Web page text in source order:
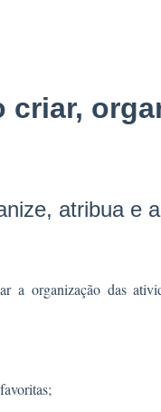
criar,
atribua e
a organização das